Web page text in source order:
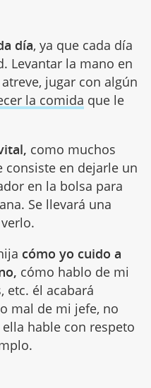
día, ya que cada día
Levantar la mano en
jugar con algún
la comida que le
como muchos
consiste en dejarle un
en la bolsa para
Se llevará una
cómo yo cuido a
cómo hablo de mi
etc. él acabará
mal de mi jefe, no
hable con respeto